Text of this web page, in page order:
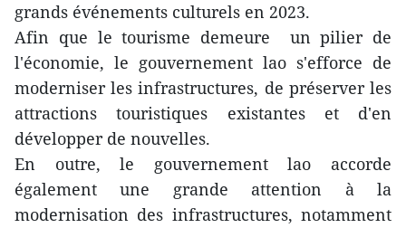
grands événements culturels en 2023.
Afin que le tourisme demeure un pilier de
l'économie, le gouvernement lao s'efforce de
moderniser les infrastructures, de préserver les
attractions touristiques existantes et d'en
développer de nouvelles.
En outre, le gouvernement lao accorde
également une grande attention à la
modernisation des infrastructures, notamment